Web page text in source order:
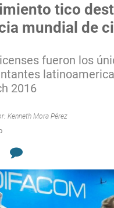
tico
mundial de
fueron los
2016
Kenneth Mora Pérez